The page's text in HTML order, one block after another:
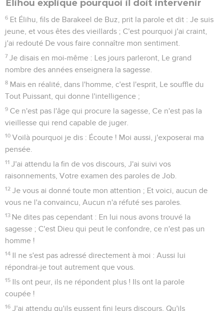
Élihou explique pourquoi il doit intervenir
6 Et Élihu, fils de Barakeel de Buz, prit la parole et dit : Je suis
jeune, et vous êtes des vieillards ; C'est pourquoi j'ai craint,
j'ai redouté De vous faire connaître mon sentiment.
7 Je disais en moi-même : Les jours parleront, Le grand
nombre des années enseignera la sagesse.
8 Mais en réalité, dans l'homme, c'est l'esprit, Le souffle du
Tout Puissant, qui donne l'intelligence ;
9 Ce n'est pas l'âge qui procure la sagesse, Ce n'est pas la
vieillesse qui rend capable de juger.
10 Voilà pourquoi je dis : Écoute ! Moi aussi, j'exposerai ma
pensée.
11 J'ai attendu la fin de vos discours, J'ai suivi vos
raisonnements, Votre examen des paroles de Job.
12 Je vous ai donné toute mon attention ; Et voici, aucun de
vous ne l'a convaincu, Aucun n'a réfuté ses paroles.
13 Ne dites pas cependant : En lui nous avons trouvé la
sagesse ; C'est Dieu qui peut le confondre, ce n'est pas un
homme !
14 Il ne s'est pas adressé directement à moi : Aussi lui
répondrai-je tout autrement que vous.
15 Ils ont peur, ils ne répondent plus ! Ils ont la parole
coupée !
16 J'ai attendu qu'ils eussent fini leurs discours, Qu'ils